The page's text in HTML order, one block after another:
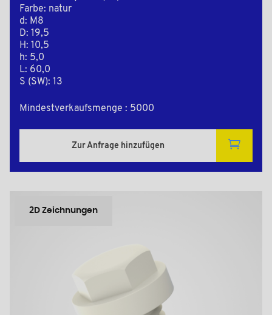
Farbe: natur
d: M8
D: 19,5
H: 10,5
h: 5,0
L: 60,0
S (SW): 13
Mindestverkaufsmenge : 5000
Zur Anfrage hinzufügen
2D Zeichnungen